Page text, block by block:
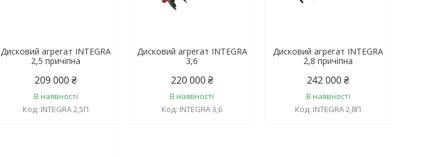
Дисковий агрегат INTEGRA
2,5 причіпна
209 000 ₴
В наявності
INTEGRA 2,5П
Дисковий агрегат INTEGRA
3,6
220 000 ₴
В наявності
INTEGRA 3,6
Дисковий агрегат INTEGRA
2,8 причіпна
242 000 ₴
В наявності
INTEGRA 2,8П